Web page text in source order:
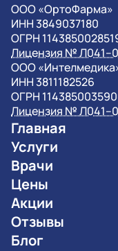
OOO «ОртоФарма»
ИНН 3849037180
ОГРН
Лицензия №
OOO
ИНН 3811182526
ОГРН
Лицензия №
Главная
Услуги
Врачи
Цены
Акции
Отзывы
Блог